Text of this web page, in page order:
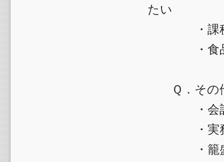
たい
・課税、
・食品の
Ｑ．その他
・会計ソ
・実務処
・籠盛り